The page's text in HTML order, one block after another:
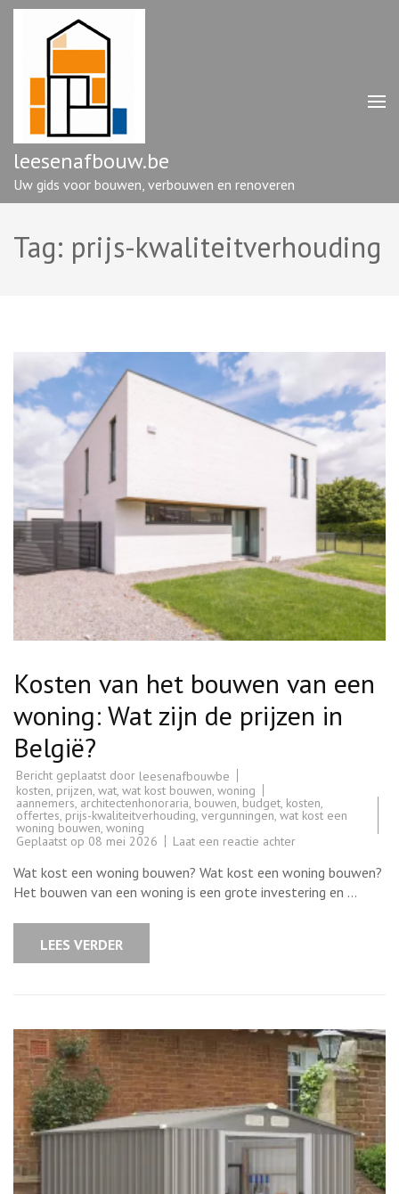
Ga
enter)
leesenafbouw.be
Uw gids voor bouwen, verbouwen en renoveren
Tag: prijs-kwaliteitverhouding
Kosten van het bouwen van een
woning: Wat zijn de prijzen in
België?
Bericht geplaatst door leesenafbouwbe
kosten, prijzen, wat, wat kost bouwen, woning
aannemers, architectenhonoraria, bouwen, budget, kosten,
offertes, prijs-kwaliteitverhouding, vergunningen, wat kost een
woning bouwen, woning
Geplaatst op 08 mei 2026 Laat een reactie achterop
van
het
bouwen
van
Wat kost een woning bouwen? Wat kost een woning bouwen?
Het bouwen van een woning is een grote investering en …
LEES VERDER